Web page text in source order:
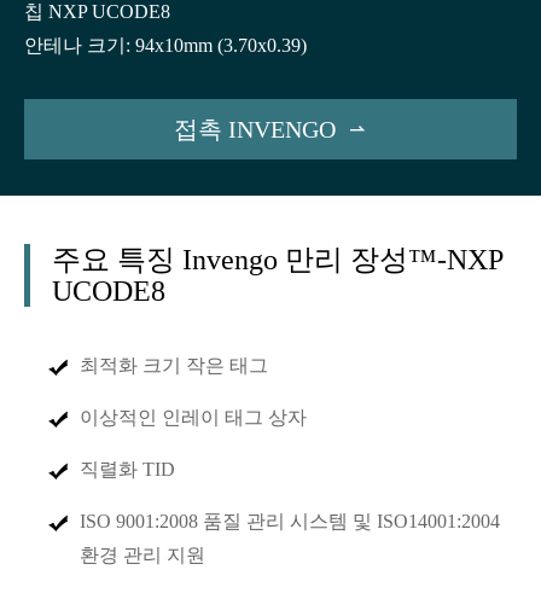
칩 NXP UCODE8
안테나 크기: 94x10mm (3.70x0.39)
접촉 INVENGO 
주요 특징 Invengo 만리 장성™-NXP
UCODE8
최적화 크기 작은 태그
이상적인 인레이 태그 상자
직렬화 TID
ISO 9001:2008 품질 관리 시스템 및 ISO14001:2004
환경 관리 지원